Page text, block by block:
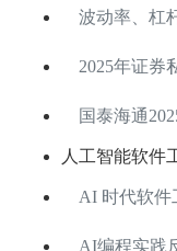
波动率、杠
2025年证券
国泰海通
人工智能软件
AI 时代软件
AI编程实践